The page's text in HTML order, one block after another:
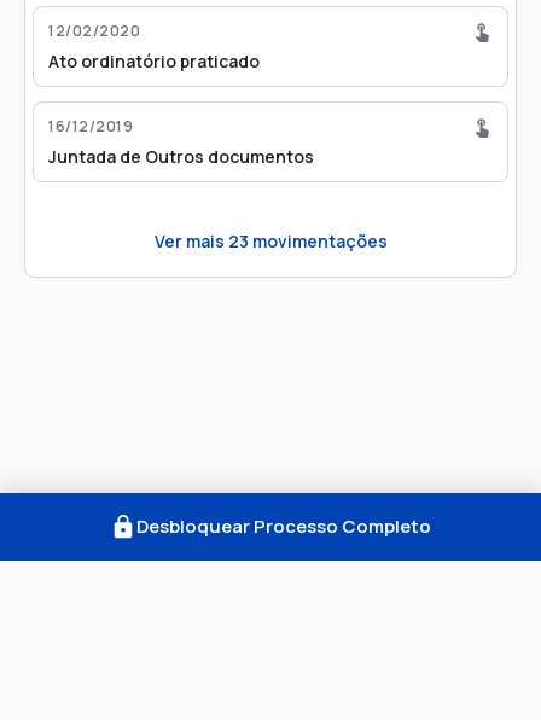
12/02/2020
Ato ordinatório praticado
16/12/2019
Juntada de Outros documentos
Ver mais 23 movimentações
Desbloquear Processo Completo